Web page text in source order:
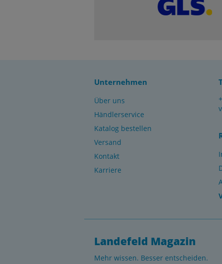
Unternehmen
Über uns
Händlerservice
Katalog bestellen
Versand
Kontakt
Karriere
Landefeld Magazin
Mehr wissen. Besser entscheiden.